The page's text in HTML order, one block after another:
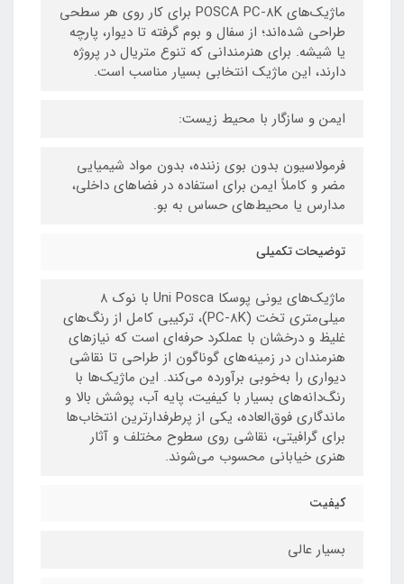
ماژیک‌های POSCA PC-8K برای کار روی هر سطحی
طراحی شده‌اند؛ از سفال و بوم گرفته تا دیوار، پارچه
یا شیشه. برای هنرمندانی که تنوع متریال در پروژه
دارند، این ماژیک انتخابی بسیار مناسب است.
ایمن و سازگار با محیط زیست:
فرمولاسیون بدون بوی زننده، بدون مواد شیمیایی
مضر و کاملاً ایمن برای استفاده در فضاهای داخلی،
مدارس یا محیط‌های حساس به بو.
توضیحات تکمیلی
ماژیک‌های یونی پوسکا Uni Posca با نوک ۸
میلی‌متری تخت (PC-8K)، ترکیبی کامل از رنگ‌های
غلیظ و درخشان با عملکرد حرفه‌ای است که نیازهای
هنرمندان در زمینه‌های گوناگون از طراحی تا نقاشی
دیواری را به‌خوبی برآورده می‌کند. این ماژیک‌ها با
رنگ‌دانه‌های بسیار با کیفیت، پایه آب، پوشش بالا و
ماندگاری فوق‌العاده، یکی از پرطرفدارترین انتخاب‌ها
برای گرافیتی، نقاشی روی سطوح مختلف و آثار
هنری خیابانی محسوب می‌شوند.
کیفیت
بسیار عالی